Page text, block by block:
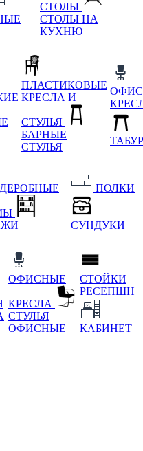
СТОЛЫ
СТОЛЫ НА
КУХНЮ
ПЛАСТИКОВЫЕ
КРЕСЛА И
СТУЛЬЯ
БАРНЫЕ
СТУЛЬЯ
ПОЛКИ
СУНДУКИ
ОФИСНЫЕ
КРЕСЛА
СТУЛЬЯ
ОФИСНЫЕ
СТОЙКИ
РЕСЕПШН
КАБИНЕТ